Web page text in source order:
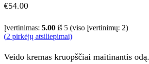
€54.00
Įvertinimas: 5.00 iš 5 (viso įvertinimų: 2)
(2 pirkėjų atsiliepimai)
Veido kremas kruopščiai maitinantis odą.